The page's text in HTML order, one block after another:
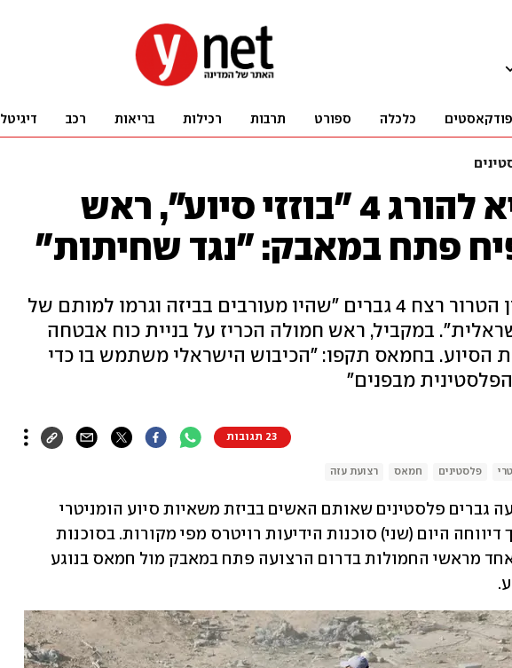
פודקאסטים כלכלה ספורט תרבות רכילות בריאות רכב דיגיטל
חמאס הוציא להורג 4 "בוזזי סיוע", ראש
פתח במאבק: "נגד שחיתות"
רויטרס דיווחה שארגון הטרור רצח 4 גברים "שהיו מעורבים בביזה וגרמו למותם של
במקביל, ראש חמולה הכריז על בניית כוח אבטחה
הסיוע. בחמאס תקפו: "הכיבוש הישראלי משתמש בו כדי
מבפנים"
23 תגובות
פלסטינים חמאס רצועת עזה